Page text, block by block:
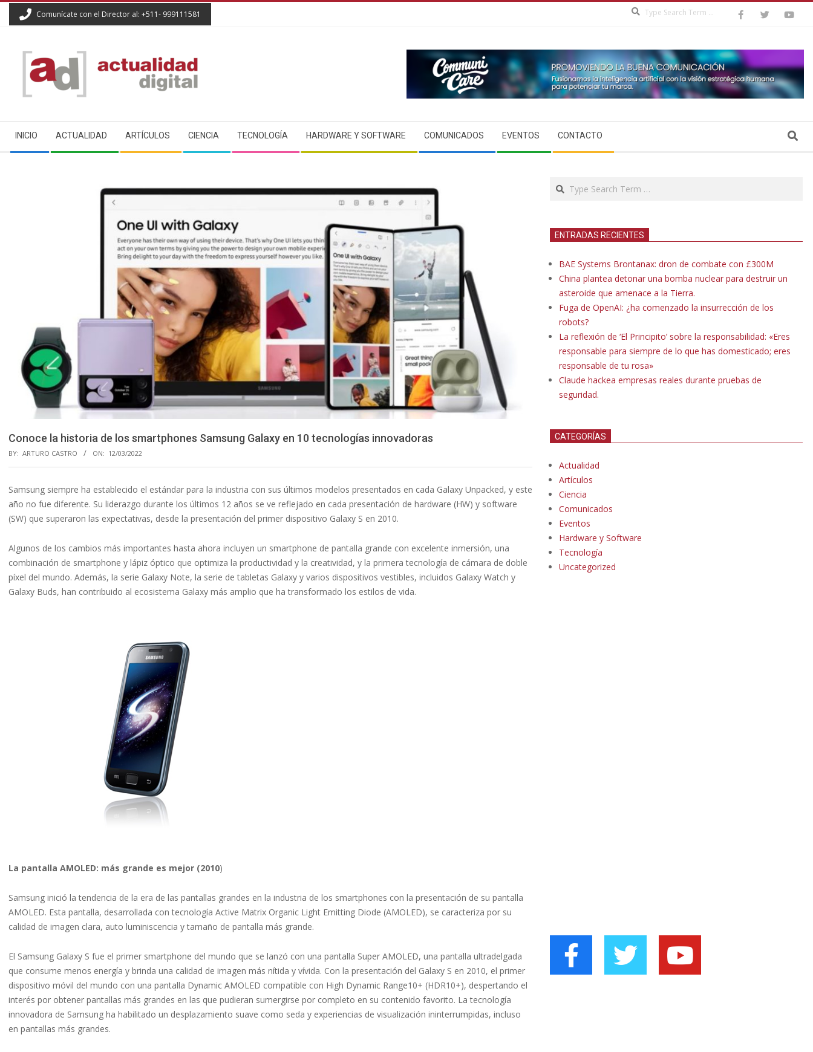
Comunícate con el Director al: +511- 999111581
ACTUALIDAD
DIGITAL
Navigation
Menu
INICIO ACTUALIDAD ARTÍCULOS CIENCIA TECNOLOGÍA HARDWARE Y SOFTWARE COMUNICADOS EVENTOS CONTACTO Search
Conoce la historia de los smartphones Samsung Galaxy en 10 tecnologías innovadoras
BY: ARTURO CASTRO ON: 12/03/2022
Samsung siempre ha establecido el estándar para la industria con sus últimos modelos presentados en cada Galaxy Unpacked, y este
año no fue diferente. Su liderazgo durante los últimos 12 años se ve reflejado en cada presentación de hardware (HW) y software
(SW) que superaron las expectativas, desde la presentación del primer dispositivo Galaxy S en 2010.
Algunos de los cambios más importantes hasta ahora incluyen un smartphone de pantalla grande con excelente inmersión, una
combinación de smartphone y lápiz óptico que optimiza la productividad y la creatividad, y la primera tecnología de cámara de doble
píxel del mundo. Además, la serie Galaxy Note, la serie de tabletas Galaxy y varios dispositivos vestibles, incluidos Galaxy Watch y
Galaxy Buds, han contribuido al ecosistema Galaxy más amplio que ha transformado los estilos de vida.
La pantalla AMOLED: más grande es mejor (2010)
Samsung inició la tendencia de la era de las pantallas grandes en la industria de los smartphones con la presentación de su pantalla
AMOLED. Esta pantalla, desarrollada con tecnología Active Matrix Organic Light Emitting Diode (AMOLED), se caracteriza por su
calidad de imagen clara, auto luminiscencia y tamaño de pantalla más grande.
El Samsung Galaxy S fue el primer smartphone del mundo que se lanzó con una pantalla Super AMOLED, una pantalla ultradelgada
que consume menos energía y brinda una calidad de imagen más nítida y vívida. Con la presentación del Galaxy S en 2010, el primer
dispositivo móvil del mundo con una pantalla Dynamic AMOLED compatible con High Dynamic Range10+ (HDR10+), despertando el
interés por obtener pantallas más grandes en las que pudieran sumergirse por completo en su contenido favorito. La tecnología
innovadora de Samsung ha habilitado un desplazamiento suave como seda y experiencias de visualización ininterrumpidas, incluso
en pantallas más grandes.
Search
ENTRADAS RECIENTES
BAE Systems Brontanax: dron de combate con £300M
China plantea detonar una bomba nuclear para destruir un
asteroide que amenace a la Tierra.
Fuga de OpenAI: ¿ha comenzado la insurrección de los
robots?
La reflexión de ‘El Principito’ sobre la responsabilidad: «Eres
responsable para siempre de lo que has domesticado; eres
responsable de tu rosa»
Claude hackea empresas reales durante pruebas de
seguridad.
CATEGORÍAS
Actualidad
Artículos
Ciencia
Comunicados
Eventos
Hardware y Software
Tecnología
Uncategorized